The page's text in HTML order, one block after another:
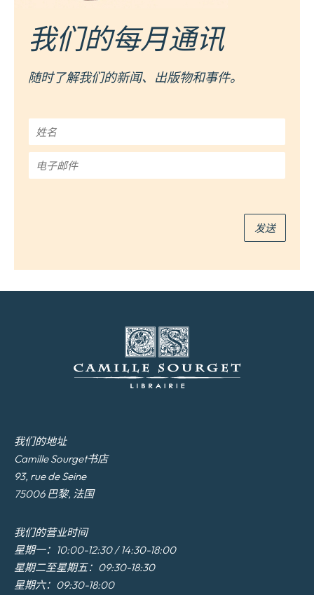
我们的每月通讯
随时了解我们的新闻、出版物和事件。
名
*电
子
发送
我们的地址
Camille Sourget书店
93, rue de Seine
75006 巴黎, 法国
我们的营业时间
星期一：10:00-12:30 / 14:30-18:00
星期二至星期五：09:30-18:30
星期六：09:30-18:00